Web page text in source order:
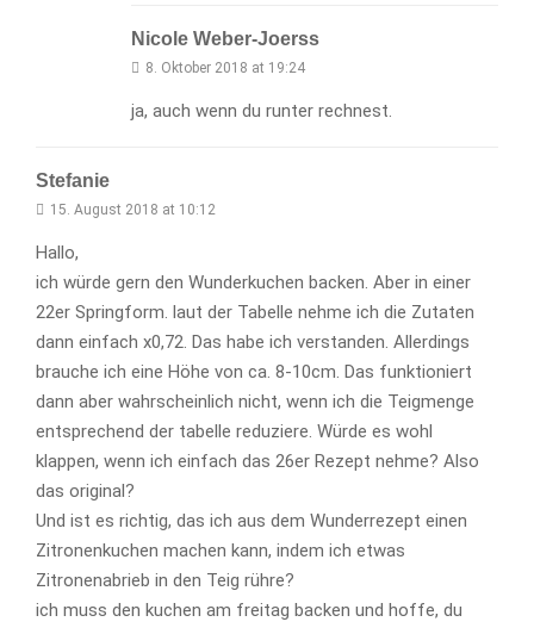
Nicole Weber-Joerss
8. Oktober 2018 at 19:24
ja, auch wenn du runter rechnest.
Stefanie
15. August 2018 at 10:12
Hallo,
ich würde gern den Wunderkuchen backen. Aber in einer
22er Springform. laut der Tabelle nehme ich die Zutaten
dann einfach x0,72. Das habe ich verstanden. Allerdings
brauche ich eine Höhe von ca. 8-10cm. Das funktioniert
dann aber wahrscheinlich nicht, wenn ich die Teigmenge
entsprechend der tabelle reduziere. Würde es wohl
klappen, wenn ich einfach das 26er Rezept nehme? Also
das original?
Und ist es richtig, das ich aus dem Wunderrezept einen
Zitronenkuchen machen kann, indem ich etwas
Zitronenabrieb in den Teig rühre?
ich muss den kuchen am freitag backen und hoffe, du